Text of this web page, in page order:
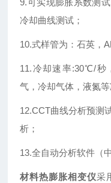
9.可实现膨胀系数测
冷却曲线测试；
10.式样管为：石英，
11.冷却速率:30℃/秒
气，冷却气体，液氮
12.CCT曲线分析预测
析；
13.全自动分析软件（
材料热膨胀相变仪采